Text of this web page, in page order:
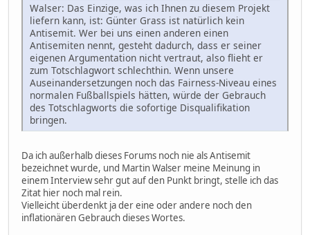
Walser: Das Einzige, was ich Ihnen zu diesem Projekt
liefern kann, ist: Günter Grass ist natürlich kein
Antisemit. Wer bei uns einen anderen einen
Antisemiten nennt, gesteht dadurch, dass er seiner
eigenen Argumentation nicht vertraut, also flieht er
zum Totschlagwort schlechthin. Wenn unsere
Auseinandersetzungen noch das Fairness-Niveau eines
normalen Fußballspiels hätten, würde der Gebrauch
des Totschlagworts die sofortige Disqualifikation
bringen.
Da ich außerhalb dieses Forums noch nie als Antisemit
bezeichnet wurde, und Martin Walser meine Meinung in
einem Interview sehr gut auf den Punkt bringt, stelle ich das
Zitat hier noch mal rein.
Vielleicht überdenkt ja der eine oder andere noch den
inflationären Gebrauch dieses Wortes.